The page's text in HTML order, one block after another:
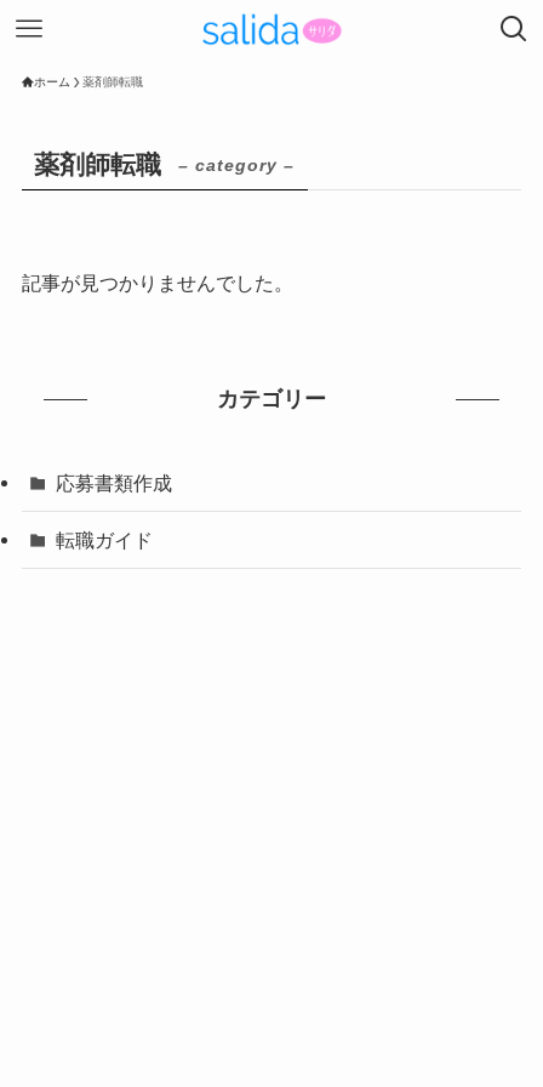
ホーム 薬剤師転職
薬剤師転職 – category –
記事が見つかりませんでした。
カテゴリー
応募書類作成
転職ガイド